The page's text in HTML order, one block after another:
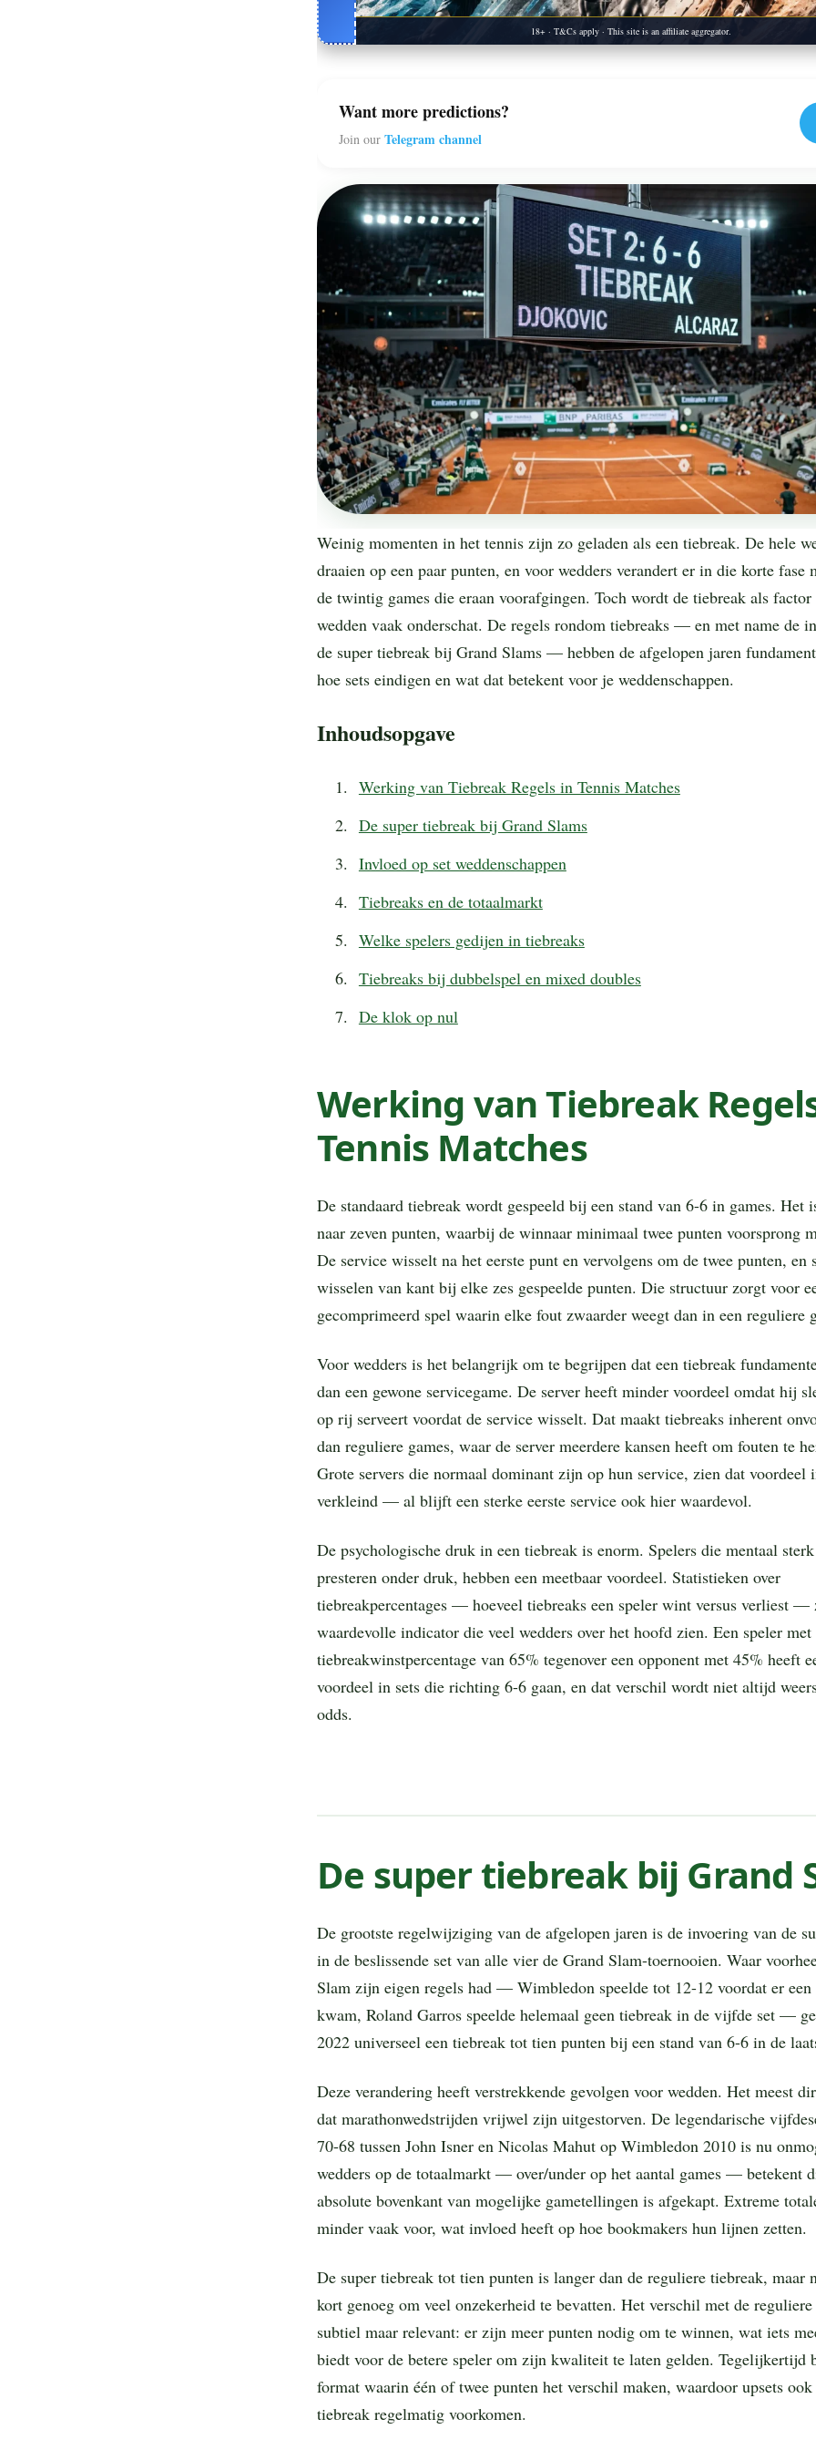
18+ · T&Cs apply · This site is an affiliate aggregator.
Want more predictions?
Join our Telegram channel
Weinig momenten in het tennis zijn zo geladen als een tiebreak. De hele
draaien op een paar punten, en voor wedders verandert er in die korte fase
de twintig games die eraan voorafgingen. Toch wordt de tiebreak als
wedden vaak onderschat. De regels rondom tiebreaks — en met name de
de super tiebreak bij Grand Slams — hebben de afgelopen jaren
hoe sets eindigen en wat dat betekent voor je weddenschappen.
Inhoudsopgave
Werking van Tiebreak Regels in Tennis Matches
De super tiebreak bij Grand Slams
Invloed op set weddenschappen
Tiebreaks en de totaalmarkt
Welke spelers gedijen in tiebreaks
Tiebreaks bij dubbelspel en mixed doubles
De klok op nul
Werking van Tiebreak
Tennis Matches
De standaard tiebreak wordt gespeeld bij een stand van 6-6 in games. Het
naar zeven punten, waarbij de winnaar minimaal twee punten voorsprong
De service wisselt na het eerste punt en vervolgens om de twee punten, en
wisselen van kant bij elke zes gespeelde punten. Die structuur zorgt voor
gecomprimeerd spel waarin elke fout zwaarder weegt dan in een reguliere
Voor wedders is het belangrijk om te begrijpen dat een tiebreak
dan een gewone servicegame. De server heeft minder voordeel omdat hij
op rij serveert voordat de service wisselt. Dat maakt tiebreaks inherent
dan reguliere games, waar de server meerdere kansen heeft om fouten te
Grote servers die normaal dominant zijn op hun service, zien dat voordeel
verkleind — al blijft een sterke eerste service ook hier waardevol.
De psychologische druk in een tiebreak is enorm. Spelers die mentaal
presteren onder druk, hebben een meetbaar voordeel. Statistieken over
tiebreakpercentages — hoeveel tiebreaks een speler wint versus verliest —
waardevolle indicator die veel wedders over het hoofd zien. Een speler met
tiebreakwinstpercentage van 65% tegenover een opponent met 45% heeft
voordeel in sets die richting 6-6 gaan, en dat verschil wordt niet altijd
odds.
De super tiebreak bij Grand
De grootste regelwijziging van de afgelopen jaren is de invoering van de
in de beslissende set van alle vier de Grand Slam-toernooien. Waar
Slam zijn eigen regels had — Wimbledon speelde tot 12-12 voordat er een
kwam, Roland Garros speelde helemaal geen tiebreak in de vijfde set —
2022 universeel een tiebreak tot tien punten bij een stand van 6-6 in de
Deze verandering heeft verstrekkende gevolgen voor wedden. Het meest
dat marathonwedstrijden vrijwel zijn uitgestorven. De legendarische
70-68 tussen John Isner en Nicolas Mahut op Wimbledon 2010 is nu
wedders op de totaalmarkt — over/under op het aantal games — betekent
absolute bovenkant van mogelijke gametellingen is afgekapt. Extreme
minder vaak voor, wat invloed heeft op hoe bookmakers hun lijnen zetten.
De super tiebreak tot tien punten is langer dan de reguliere tiebreak, maar
kort genoeg om veel onzekerheid te bevatten. Het verschil met de
subtiel maar relevant: er zijn meer punten nodig om te winnen, wat iets
biedt voor de betere speler om zijn kwaliteit te laten gelden. Tegelijkertijd
format waarin één of twee punten het verschil maken, waardoor upsets
tiebreak regelmatig voorkomen.